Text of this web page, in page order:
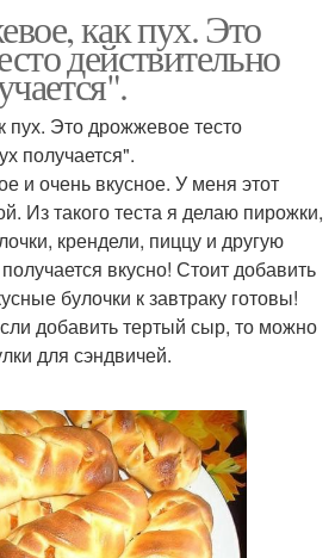
как пух. Это
действительно
пух. Это дрожжевое тесто
получается".
и очень вкусное. У меня этот
Из такого теста я делаю пирожки,
крендели, пиццу и другую
вкусно! Стоит добавить
булочки к завтраку готовы!
добавить тертый сыр, то можно
для сэндвичей.